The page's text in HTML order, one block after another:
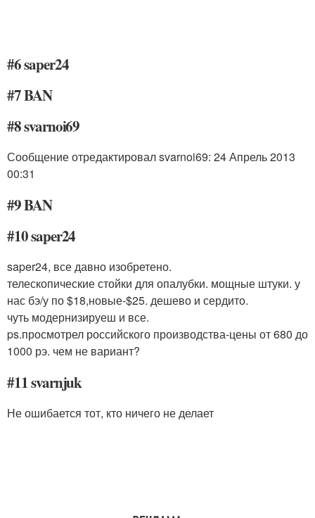
#6 saper24
#7 BAN
#8 svarnoi69
Сообщение отредактировал svarnoi69: 24 Апрель 2013
00:31
#9 BAN
#10 saper24
saper24, все давно изобретено.
телескопические стойки для опалубки. мощные штуки. у
нас бэ/у по $18,новые-$25. дешево и сердито.
чуть модернизируеш и все.
ps.просмотрел российского производства-цены от 680 до
1000 рэ. чем не вариант?
#11 svarnjuk
Не ошибается тот, кто ничего не делает